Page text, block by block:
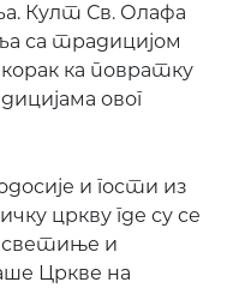
Култ Св. Олафа
са традицијом
ка повратку
овог
и гости из
цркву где су се
светиње и
Цркве на